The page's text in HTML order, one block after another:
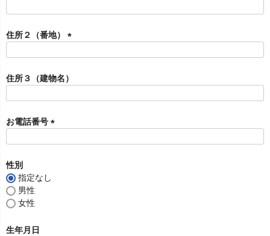
)
住所２（番地）
須
)
住所３（建物名）
お電話番号
性別
指定なし
男性
女性
生年月日